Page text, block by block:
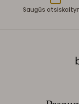
Saugūs